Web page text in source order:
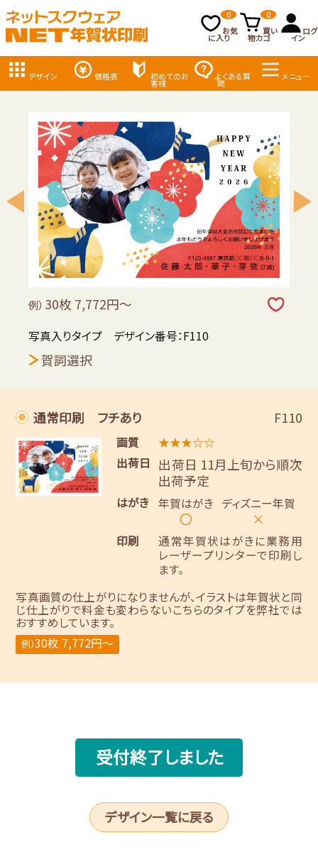
お気
に入り
0
買い
物カゴ
0
ログ
イン
デザイン 価格表 初めてのお
客様
よくある質
問
メニュー
例） 30枚 7,772円～
写真入りタイプ デザイン番号：F110
賀詞選択
通常印刷 フチあり F110
画質
★★★☆☆
出荷日
出荷日 11月上旬から順次
出荷予定
はがき 年賀はがき
〇
ディズニー年賀
×
印刷
通常年賀状はがきに業務用
レーザープリンターで印刷し
ます。
写真画質の仕上がりになりませんが、イラストは年賀状と同
じ仕上がりで料金も変わらないこちらのタイプを弊社では
おすすめしています。
例）30枚 7,772円～
受付終了しました
デザイン一覧に戻る